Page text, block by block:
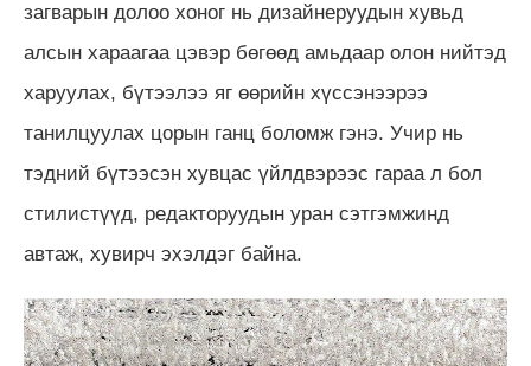
загварын долоо хоног нь дизайнеруудын хувьд
алсын хараагаа цэвэр бөгөөд амьдаар олон нийтэд
харуулах, бүтээлээ яг өөрийн хүссэнээрээ
танилцуулах цорын ганц боломж гэнэ. Учир нь
тэдний бүтээсэн хувцас үйлдвэрээс гараа л бол
стилистүүд, редакторуудын уран сэтгэмжинд
автаж, хувирч эхэлдэг байна.